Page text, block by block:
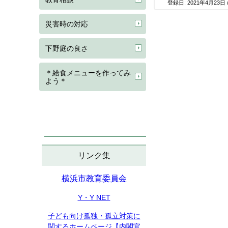
災害時の対応
下野庭の良さ
＊給食メニューを作ってみ
よう＊
リンク集
横浜市教育委員会
Y・Y NET
子ども向け孤独・孤立対策に
登録日: 2021年4月23日